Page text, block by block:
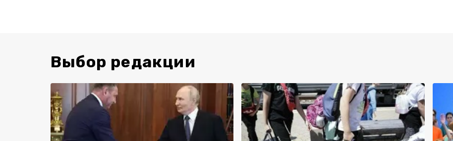
Выбор редакции